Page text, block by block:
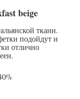
beige
ткани.
подойдут и
отлично